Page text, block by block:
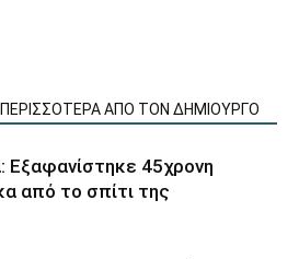
ΠΕΡΙΣΣΟΤΕΡΑ ΑΠΟ ΤΟΝ ΔΗΜΙΟΥΡΓΟ
Εξαφανίστηκε 45χρονη
από το σπίτι της